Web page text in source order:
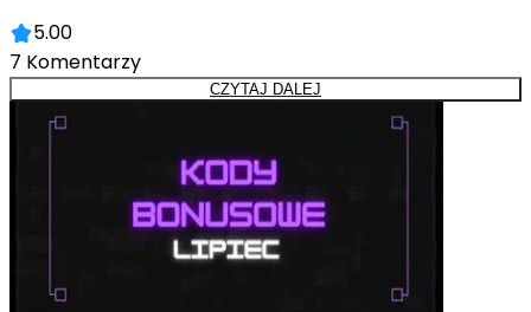
5.00
7 Komentarzy
CZYTAJ DALEJ